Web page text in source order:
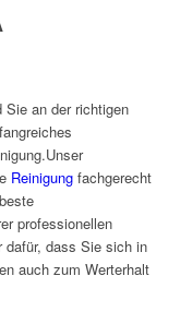
Sie an der richtigen
Reinigung fachgerecht
professionellen
dafür, dass Sie sich in
auch zum Werterhalt